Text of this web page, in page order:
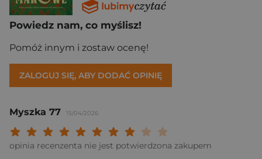
Powiedz nam, co myślisz!
Pomóż innym i zostaw ocenę!
ZALOGUJ SIĘ, ABY DODAĆ OPINIĘ
Myszka 77 15/04/2026
Twoja ocena:
Twoja ocena: Wybitna 9/
Twoja ocena: Rewelacyjna 8/
Twoja ocena: Bardzo dobra 7/10"
Twoja ocena: Dobra 6/10"
Twoja ocena: Przeciętna 5/10"
Twoja ocena: Może być 4/10"
Twoja ocena: Słaba 3/10"
Twoja ocena: Bardzo słaba 2/10"
Twoja ocena: Beznadziejna 1/10"
opinia recenzenta nie jest potwierdzona zakupem